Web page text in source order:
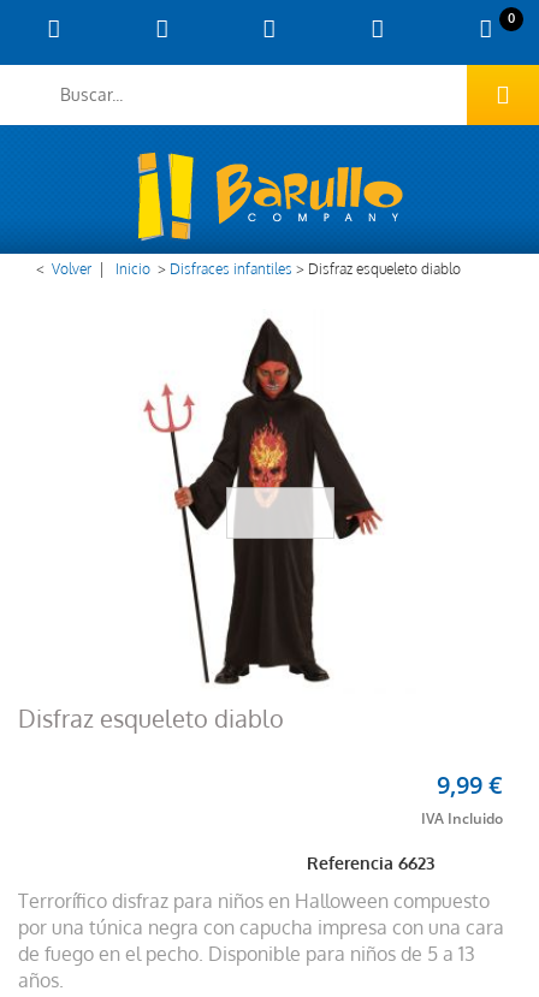
0
< Volver Inicio > Disfraces infantiles > Disfraz esqueleto diablo
Disfraz esqueleto diablo
Referencia6623
9,99 €
Terrorífico disfraz para niños en Halloween compuesto
por una túnica negra con capucha impresa con una cara
de fuego en el pecho. Disponible para niños de 5 a 13
años.